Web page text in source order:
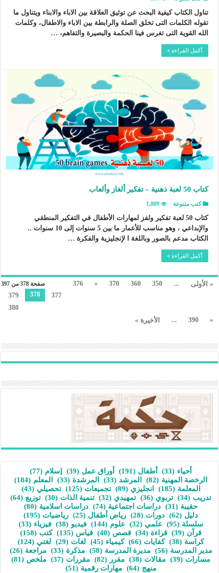
تناول الكتاب كيفية البحث عن توثيق العلاقة بين الاباء والابناء ويتناول ما
تقوله الكلمات التى تخلق الصلة والرابطة بين الاباء والاطفال، وكلمات
الله القوية التى تغرس فينا الحكمة والبصيرة والتفاهم، …
أكمل القراءة »
كتاب 50 لعبة ذهنية – تفكير ألغاز وألعاب
كتب متنوعة 1,809
كتاب 50 لعبة تفكير ولفز لمهارات الأطفال في التفكير المنطقي
والإبداعي ، وهو مناسب للأعمار ما بين 5 سنوات إلى 10 سنوات ..
الكتاب مدعم بالصور وباللغة ا لإنجليزية والفكرة …
أكمل القراءة »
صفحة 378 من 397 « الأولى ...
350
360
370
«
376
377
378
379
380
»
390
... الأخيرة »
أحياء (33) أطفال (191) أوراق عمل (39) إسلام (77)
الرخصة المهنية (82) المرشد (33) المرشدة (33) المعلم (184)
المعلمة (185) انجليزي (89) تجميعات (125) تحصيلي (43)
تدريب (34) تربوي (36) تمهيدي (32) تنمية الذات (30) توزيع (64)
حقيبة (31) دراسات اجتماعية (74) دراسات اسلامية (80)
دليل (62) دورات (28) رياض أطفال (25) رياضيات (195)
سلسلة (95) علمي (32) علوم (144) فيديو (38) فيزياء (33)
قرآن (39) قراءة (34) قصص (40) قياس (135) كتب (158)
كراسة (38) كفايات (66) كيمياء (45) لغات (29) لغتي (124)
مدير المدرسة (56) مديرة المدرسة (58) مذكرة (33) مراجعة (26)
مسارات (39) مقالات (38) مقرر (82) مقررات (37) ملخص (81)
منهج (64) مهارات رقمية (51)